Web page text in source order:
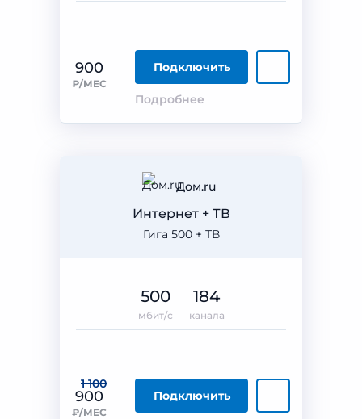
900
₽/МЕС
Подключить
Подробнее
Дом.ru
Гига 500 + ТВ
Интернет + ТВ
1 100
900
₽/МЕС
Подключить
500
мбит/с
184
канала